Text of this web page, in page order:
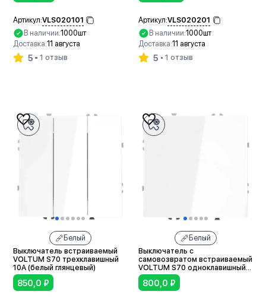
Артикул:VLS020101
В наличии:1000шт
Доставка:11 августа
5 1 отзыв
Артикул:VLS020201
В наличии:1000шт
Доставка:11 августа
5 1 отзыв
Белый
Выключатель встраиваемый
VOLTUM S70 трехклавишный
10А (белый глянцевый)
850,0 ₽
Белый
Выключатель с
самовозвратом встраиваемый
VOLTUM S70 одноклавишный
10А (белый глянцевый)
800,0 ₽